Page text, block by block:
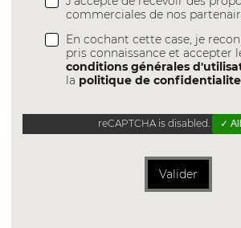
commerciales de nos
En cochant cette case, je
pris connaissance et accepter
conditions générales
la politique de confidentialite
reCAPTCHA is disabled. ✓
Valider